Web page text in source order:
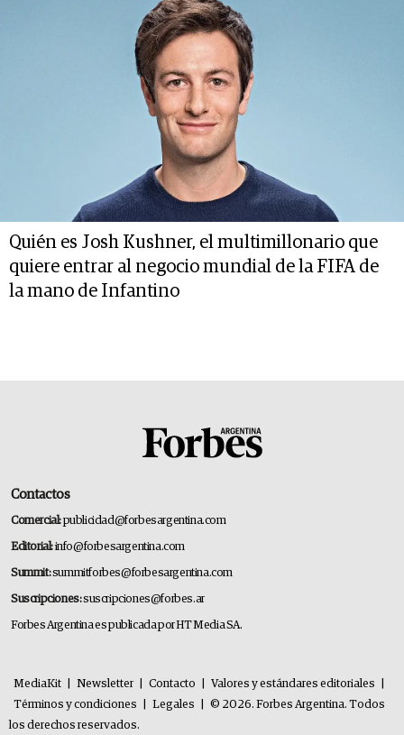
Quién es Josh Kushner, el multimillonario que
quiere entrar al negocio mundial de la FIFA de
la mano de Infantino
Contactos
Comercial:publicidad@forbesargentina.com
Editorial:info@forbesargentina.com
Summit:summitforbes@forbesargentina.com
Suscripciones:suscripciones@forbes.ar
Forbes Argentina es publicada por HT Media SA.
MediaKit Newsletter Contacto Valores y estándares editoriales
Términos y condiciones
Legales
© 2026. Forbes Argentina. Todos
los derechos reservados.